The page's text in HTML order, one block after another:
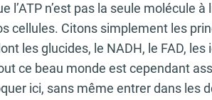
l’ATP n’est pas la seule molécule à
cellules. Citons simplement les
les glucides, le NADH, le FAD, les
ce beau monde est cependant
ici, sans même entrer dans les